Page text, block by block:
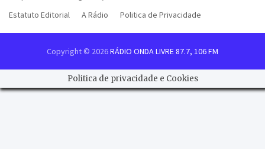
Estatuto Editorial
A Rádio Politica de Privacidade
Copyright © 2026RÁDIO ONDA LIVRE 87.7, 106 FM
Politica de privacidade e Cookies